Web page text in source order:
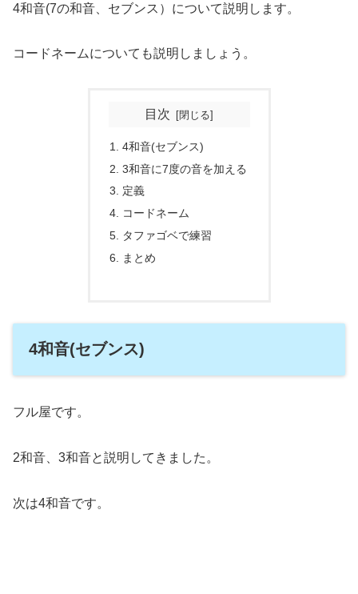
4和音(7の和音、セブンス）について説明します。
コードネームについても説明しましょう。
目次
4和音(セブンス)
3和音に7度の音を加える
定義
コードネーム
タファゴベで練習
まとめ
4和音(セブンス)
フル屋です。
2和音、3和音と説明してきました。
次は4和音です。